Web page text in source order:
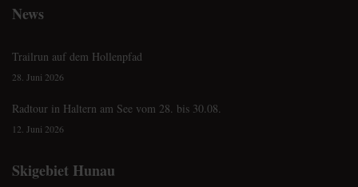
News
Trailrun auf dem Hollenpfad
28. Juni 2026
Radtour in Haltern am See vom 28. bis 30.08.
12. Juni 2026
Skigebiet Hunau